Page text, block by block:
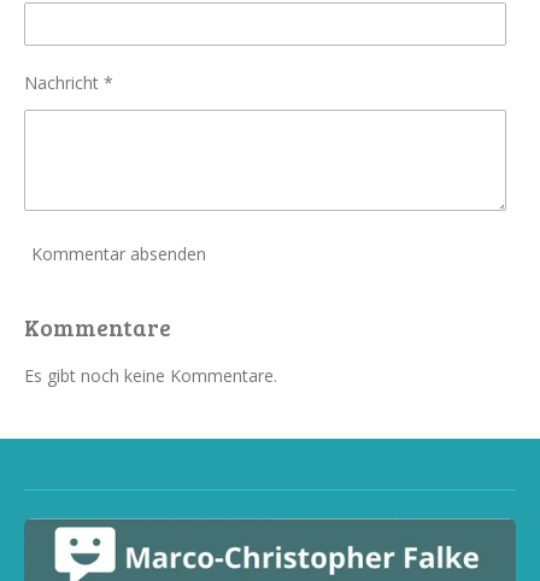
Nachricht *
Kommentar absenden
Kommentare
Es gibt noch keine Kommentare.